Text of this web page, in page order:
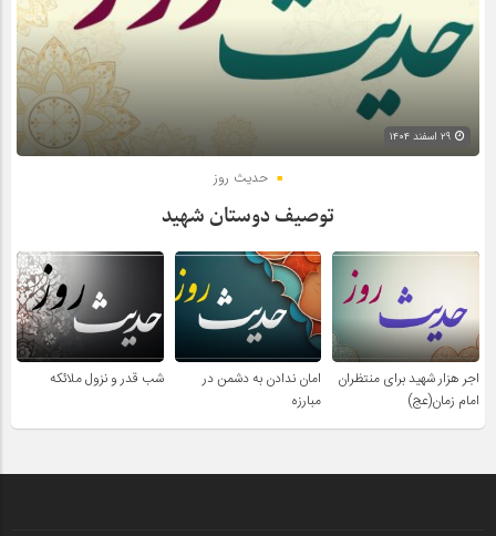
حدیث روز
توصیف دوستان شهید
اجر هزار شهید برای منتظران
امام زمان(عج)
امان ندادن به دشمن در
مبارزه
شب قدر و نزول ملائکه